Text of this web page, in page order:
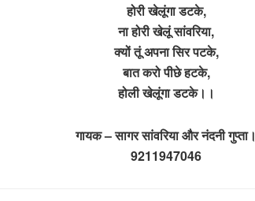
होरी खेलूंगा डटके,
ना होरी खेलूं सांवरिया,
क्यों तूं अपना सिर पटके,
बात करो पीछे हटके,
होली खेलूंगा डटके।।
गायक – सागर सांवरिया और नंदनी गुप्ता।
9211947046